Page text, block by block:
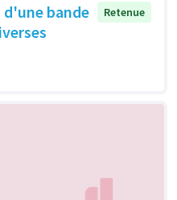
bande
Retenue